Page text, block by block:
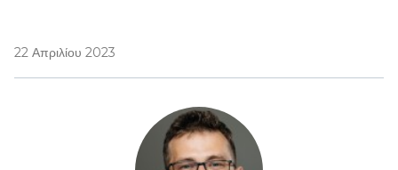
22 Απριλίου 2023